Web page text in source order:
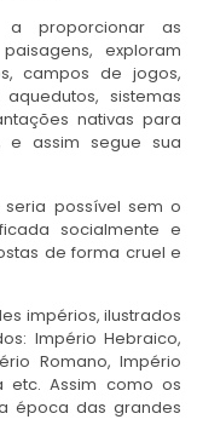
a proporcionar as
exploram
campos de jogos,
sistemas
nativas para
e assim segue sua
possível sem o
socialmente e
de forma cruel e
impérios, ilustrados
Império Hebraico,
Romano, Império
etc. Assim como os
época das grandes